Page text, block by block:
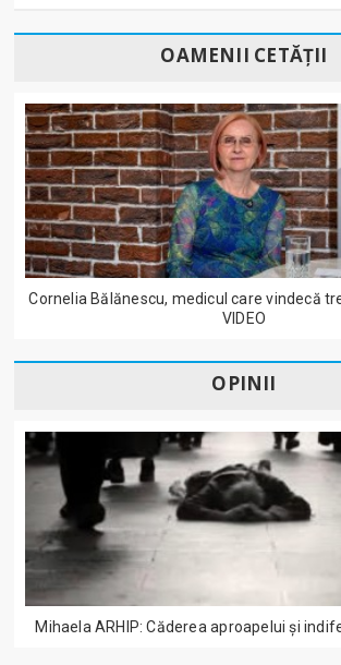
OAMENII CETĂȚII
Cornelia Bălănescu, medicul care vindecă
VIDEO
OPINII
Mihaela ARHIP: Căderea aproapelui și